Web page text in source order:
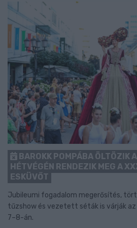
BAROKK POMPÁBA ÖLTÖZIK
HÉTVÉGÉN RENDEZIK MEG A
ESKÜVŐT
Jubileumi fogadalom megerősítés,
tűzshow és vezetett séták is várják
7–8-án.